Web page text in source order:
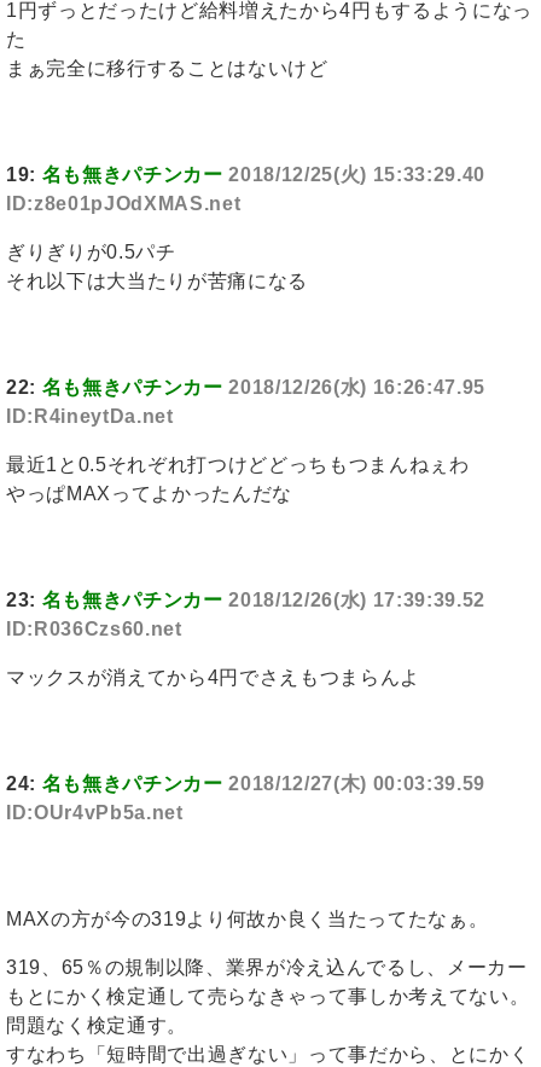
1円ずっとだったけど給料増えたから4円もするようになっ
た
まぁ完全に移行することはないけど
19: 名も無きパチンカー 2018/12/25(火) 15:33:29.40
ID:z8e01pJOdXMAS.net
ぎりぎりが0.5パチ
それ以下は大当たりが苦痛になる
22: 名も無きパチンカー 2018/12/26(水) 16:26:47.95
ID:R4ineytDa.net
最近1と0.5それぞれ打つけどどっちもつまんねぇわ
やっぱMAXってよかったんだな
23: 名も無きパチンカー 2018/12/26(水) 17:39:39.52
ID:R036Czs60.net
マックスが消えてから4円でさえもつまらんよ
24: 名も無きパチンカー 2018/12/27(木) 00:03:39.59
ID:OUr4vPb5a.net
MAXの方が今の319より何故か良く当たってたなぁ。
319、65％の規制以降、業界が冷え込んでるし、メーカー
もとにかく検定通して売らなきゃって事しか考えてない。
問題なく検定通す。
すなわち「短時間で出過ぎない」って事だから、とにかく